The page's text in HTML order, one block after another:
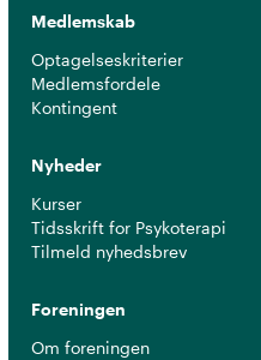
Medlemskab
Optagelseskriterier
Medlemsfordele
Kontingent
Nyheder
Kurser
Tidsskrift for Psykoterapi
Tilmeld nyhedsbrev
Foreningen
Om foreningen